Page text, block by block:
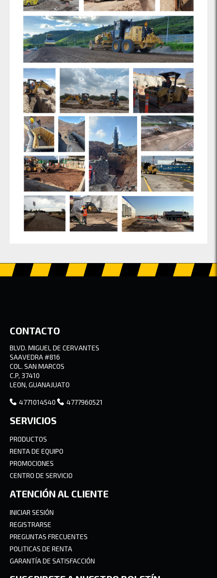
CONTACTO
BLVD. MIGUEL DE CERVANTES
SAAVEDRA #816
COL. SAN MARCOS
C.P, 37410
LEON, GUANAJUATO
4771014540 4777960521
SERVICIOS
PRODUCTOS
RENTA DE EQUIPO
PROMOCIONES
CENTRO DE SERVICIO
ATENCIÓN AL CLIENTE
INICIAR SESIÓN
REGISTRARSE
PREGUNTAS FRECUENTES
POLITICAS DE RENTA
GARANTÍA DE SATISFACCIÓN